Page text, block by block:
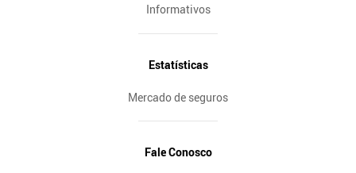
Informativos
Estatísticas
Mercado de seguros
Fale Conosco